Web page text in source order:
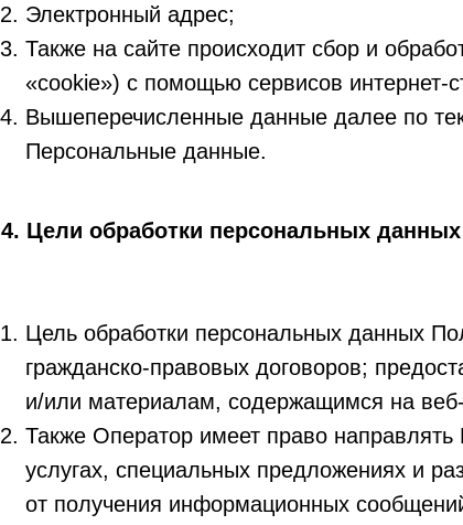
Электронный адрес;
Также на сайте происходит сбор и
«cookie») с помощью сервисов интернет-
Вышеперечисленные данные далее по
Персональные данные.
4. Цели обработки персональных данных
Цель обработки персональных данных
гражданско-правовых договоров;
и/или материалам, содержащимся на
Также Оператор имеет право
услугах, специальных предложениях и
от получения информационных